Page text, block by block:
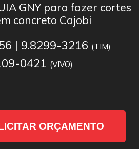
GNY para fazer cortes
concreto Cajobi
| 9.8299-3216 (TIM)
0421 (VIVO)
ORÇAMENTO